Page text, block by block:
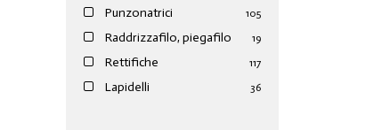
Punzonatrici 105
Raddrizzafilo, piegafilo 19
Rettifiche 117
Lapidelli 36